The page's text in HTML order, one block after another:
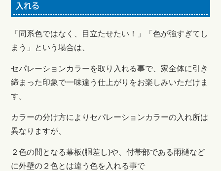
入れる
「同系色ではなく、目立たせたい！」「色が強すぎてし
まう」という場合は、
セパレーションカラーを取り入れる事で、家全体に引き
締まった印象で一味違う仕上がりをお楽しみいただけま
す。
カラーの分け方によりセパレーションカラーの入れ所は
異なりますが、
２色の間となる幕板(胴差し)や、付帯部である雨樋など
に外壁の２色とは違う色を入れる事で